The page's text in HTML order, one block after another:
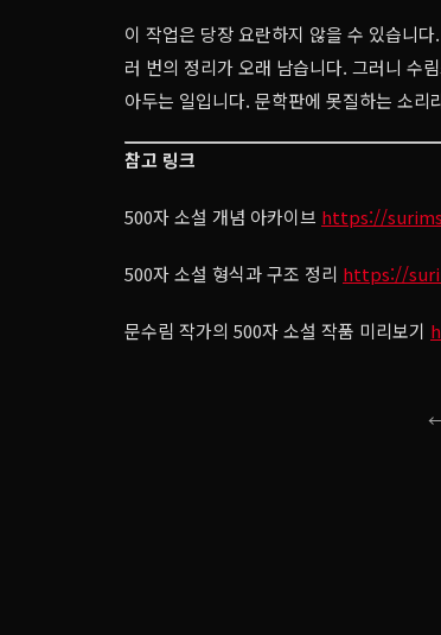
이 작업은 당장 요란하지 않을 수 있습니
러 번의 정리가 오래 남습니다. 그러니 수
아두는 일입니다. 문학판에 못질하는 소
참고 링크
500자 소설 개념 아카이브 https://
500자 소설 형식과 구조 정리 https://
문수림 작가의 500자 소설 작품 미리보기
←